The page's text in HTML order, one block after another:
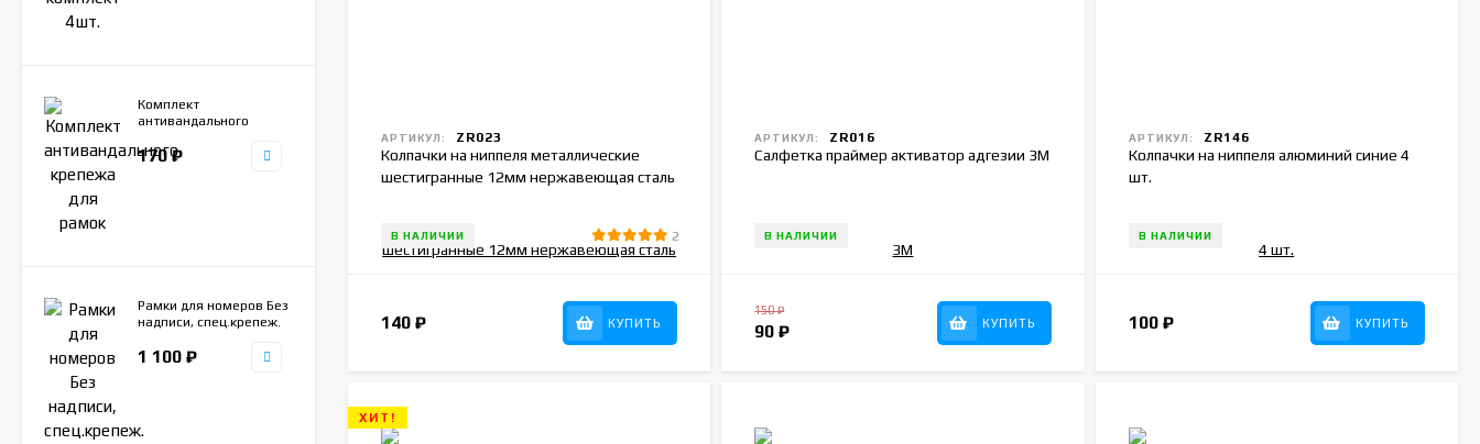
АРТИКУЛ: ZR023
Колпачки на ниппеля металлические
шестигранные 12мм нержавеющая сталь
В НАЛИЧИИ 2
140 ₽ КУПИТЬ
АРТИКУЛ: ZR016
Салфетка праймер активатор адгезии 3M
В НАЛИЧИИ
150₽
90₽ КУПИТЬ
АРТИКУЛ: ZR146
Колпачки на ниппеля алюминий синие 4
шт.
В НАЛИЧИИ
100 ₽ КУПИТЬ
ХИТ!
Комплект
антивандального
170₽
Рамки для номеров Без
надписи, спец.крепеж.
Нержавеющая сталь
1 100 ₽